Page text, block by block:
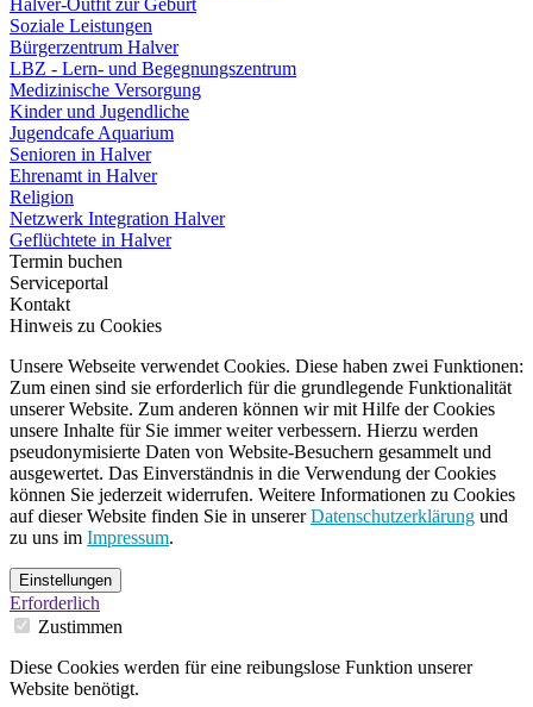
Soziale Leistungen
Bürgerzentrum Halver
LBZ - Lern- und Begegnungszentrum
Medizinische Versorgung
Kinder und Jugendliche
Jugendcafe Aquarium
Senioren in Halver
Ehrenamt in Halver
Religion
Netzwerk Integration Halver
Geflüchtete in Halver
Termin buchen
Serviceportal
Kontakt
Hinweis zu Cookies
Unsere Webseite verwendet Cookies. Diese haben zwei Funktionen:
Zum einen sind sie erforderlich für die grundlegende Funktionalität
unserer Website. Zum anderen können wir mit Hilfe der Cookies
unsere Inhalte für Sie immer weiter verbessern. Hierzu werden
pseudonymisierte Daten von Website-Besuchern gesammelt und
ausgewertet. Das Einverständnis in die Verwendung der Cookies
können Sie jederzeit widerrufen. Weitere Informationen zu Cookies
auf dieser Website finden Sie in unsererDatenschutzerklärung und
zu uns im Impressum.
Einstellungen
Erforderlich
Zustimmen
Diese Cookies werden für eine reibungslose Funktion unserer
Website benötigt.